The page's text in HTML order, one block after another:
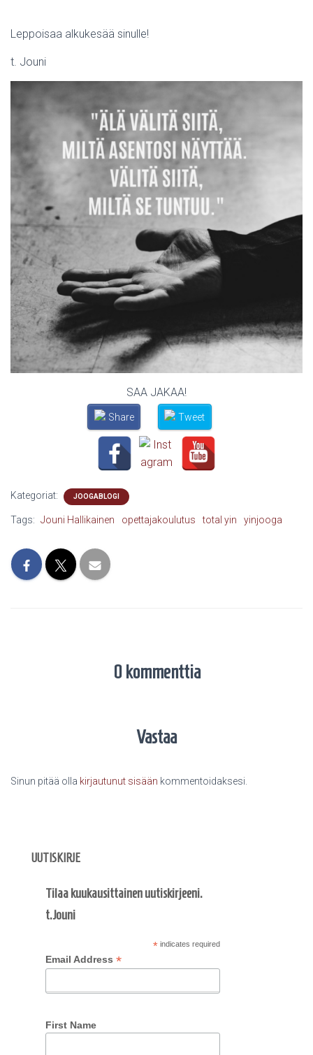
Leppoisaa alkukesää sinulle!
t. Jouni
SAA JAKAA!
Share Tweet
Kategoriat: JOOGABLOGI
Tags: Jouni Hallikainen opettajakoulutus total yin yinjooga
0 kommenttia
Vastaa
Sinun pitää olla kirjautunut sisään kommentoidaksesi.
UUTISKIRJE
Tilaa kuukausittainen uutiskirjeeni.
t.Jouni
*indicates required
Email Address *
First Name